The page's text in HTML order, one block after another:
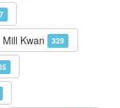
Mill Kwan 329